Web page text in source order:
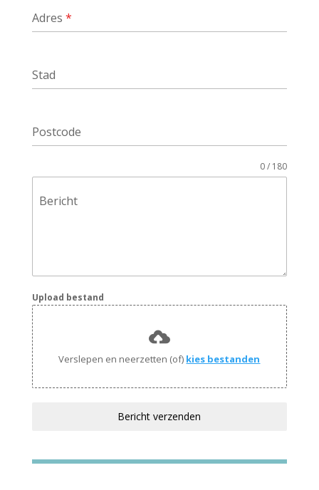
Adres *
Stad
Postcode
Bericht
0 / 180
Upload bestand
Verslepen en neerzetten (of) kies bestanden
Bericht verzenden